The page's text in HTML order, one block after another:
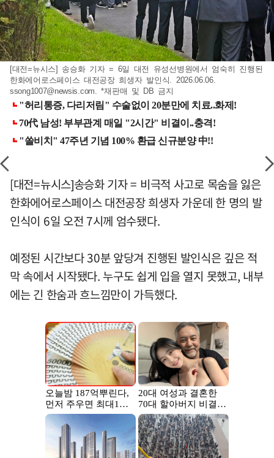
[대전=뉴시스] 송승화 기자 = 6일 대전 유성선병원에서 엄숙히 진행된
한화에어로스페이스 대전공장 희생자 발인식. 2026.06.06.
ssong1007@newsis.com. *재판매 및 DB 금지
[대전=뉴시스]송승화 기자 = 비극적 사고로 목숨을 잃은
한화에어로스페이스 대전공장 희생자 가운데 한 명의 발
인식이 6일 오전 7시께 엄수됐다.
예정된 시간보다 30분 앞당겨 진행된 발인식은 깊은 적
막 속에서 시작됐다. 누구도 쉽게 입을 열지 못했고, 내부
에는 긴 한숨과 흐느낌만이 가득했다.